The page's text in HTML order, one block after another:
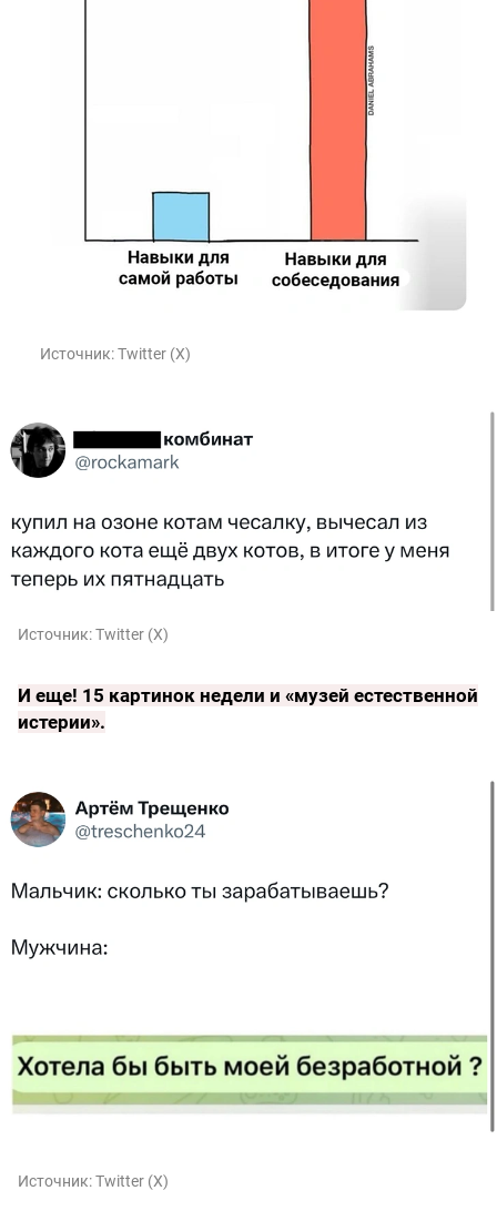
Источник:Twitter (X)
Источник:Twitter (X)
И еще! 15 картинок недели и «музей естественной
истерии».
Источник:Twitter (X)